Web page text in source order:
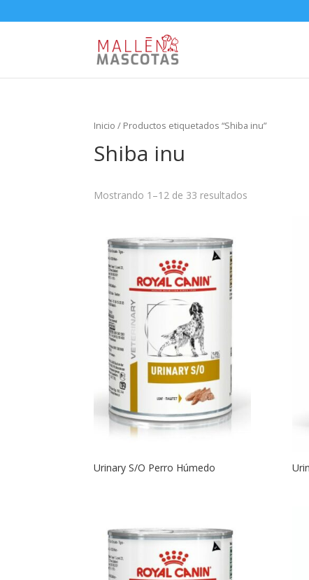
Inicio / Productos etiquetados “Shiba inu”
Shiba inu
Mostrando 1–12 de 33 resultados
Urinary S/O Perro Húmedo